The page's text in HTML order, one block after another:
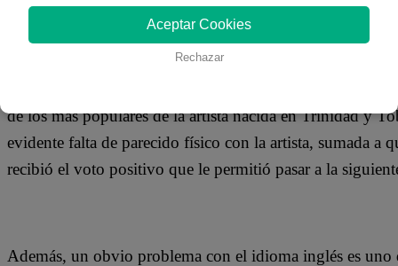
de los más populares de la artista nacida en Trinidad y
evidente falta de parecido físico con la artista, sumada a
recibió el voto positivo que le permitió pasar a la
Además, un obvio problema con el idioma inglés es
Aceptar Cookies
Rechazar